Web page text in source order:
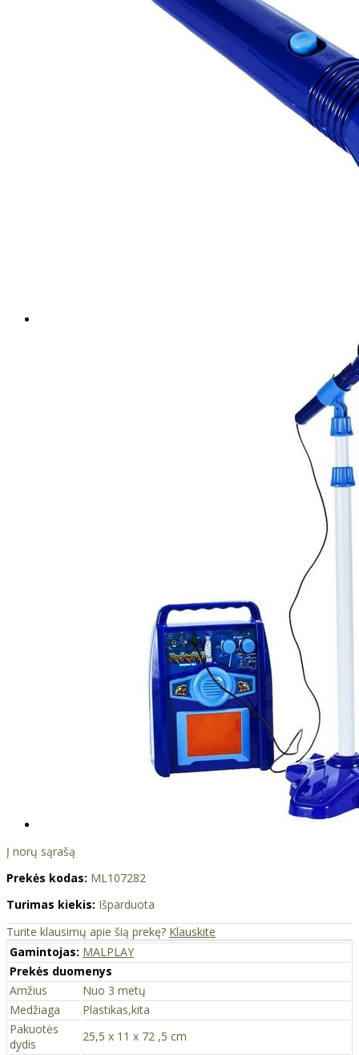
Į norų sąrašą
Prekės kodas: ML107282
Turimas kiekis: Išparduota
Turite klausimų apie šią prekę? Klauskite
Gamintojas: MALPLAY
Prekės duomenys
Amžius
Nuo 3 metų
Medžiaga
Plastikas,kita
Pakuotės
dydis
25,5 x 11 x 72 ,5 cm